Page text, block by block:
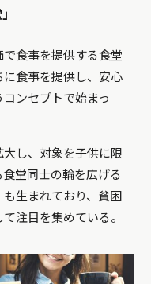
食事を提供する食堂
食事を提供し、安心
ンセプトで始まっ
し、対象を子供に限
堂同士の輪を広げる
生まれており、貧困
注目を集めている。